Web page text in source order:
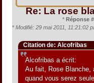
Re: La rose
* Réponse
* Modifié: 29 mai 2011, 11:21:02
Citation de: Alcofribas
Alcofribas a écrit:
Au fait, Rose Blanche,
quand vous serez